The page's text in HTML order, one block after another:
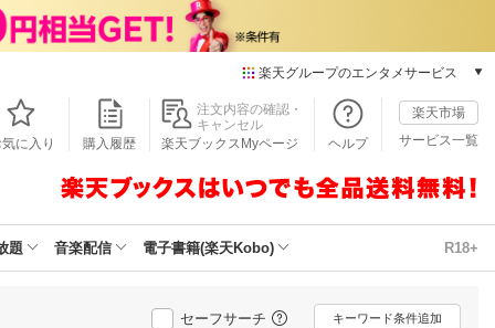
楽天グループのエンタメサービス
本/ゲーム/CD/DVD
楽天ブックス
楽天Kobo
動画配信
気に入り 購入履歴
注文内容の確認・
キャンセル
楽天ブックスMyページ
ヘルプ
楽天市場
サービス一覧
題 音楽配信 電子書籍(楽天Kobo) R18+
セーフサーチ キーワード条件追加